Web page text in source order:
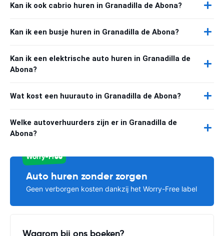
Kan ik ook cabrio huren in Granadilla de Abona?
Kan ik een busje huren in Granadilla de Abona?
Kan ik een elektrische auto huren in Granadilla de
Abona?
Wat kost een huurauto in Granadilla de Abona?
Welke autoverhuurders zijn er in Granadilla de
Abona?
Worry-Free
Auto huren zonder zorgen
Geen verborgen kosten dankzij het Worry-Free label
Waarom bij ons boeken?